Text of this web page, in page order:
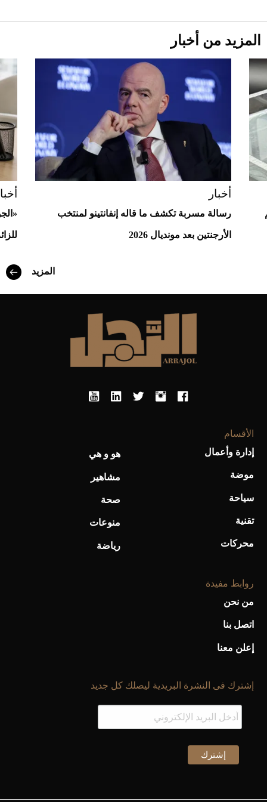
Aston Martin Valiant: على هوى الأبطال
المزيد من أخبار
أخبار
رسالة مسربة تكشف ما قاله إنفانتينو لمنتخب
الأرجنتين بعد مونديال 2026
المزيد
الأقسام
إدارة وأعمال
موضة
سياحة
تقنية
محركات
هو و هي
مشاهير
صحة
منوعات
رياضة
روابط مفيدة
من نحن
اتصل بنا
إعلن معنا
إشترك فى النشرة البريدية ليصلك كل جديد